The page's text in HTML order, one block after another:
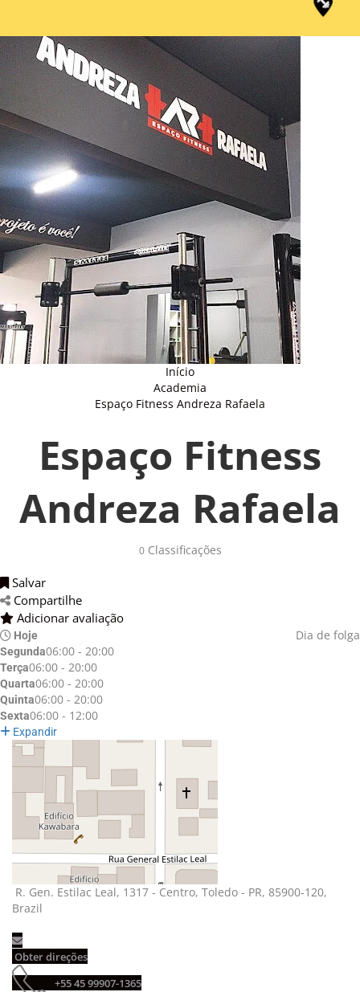
Início
Academia
Espaço Fitness Andreza Rafaela
Espaço Fitness
Andreza Rafaela
0Classificações
Salvar
Compartilhe
Adicionar avaliação
Hoje Dia de folga
Segunda06:00 - 20:00
Terça06:00 - 20:00
Quarta06:00 - 20:00
Quinta06:00 - 20:00
Sexta06:00 - 12:00
Expandir
R. Gen. Estilac Leal, 1317 - Centro, Toledo - PR, 85900-120,
Brazil
Obter direções
+55 45 99907-1365